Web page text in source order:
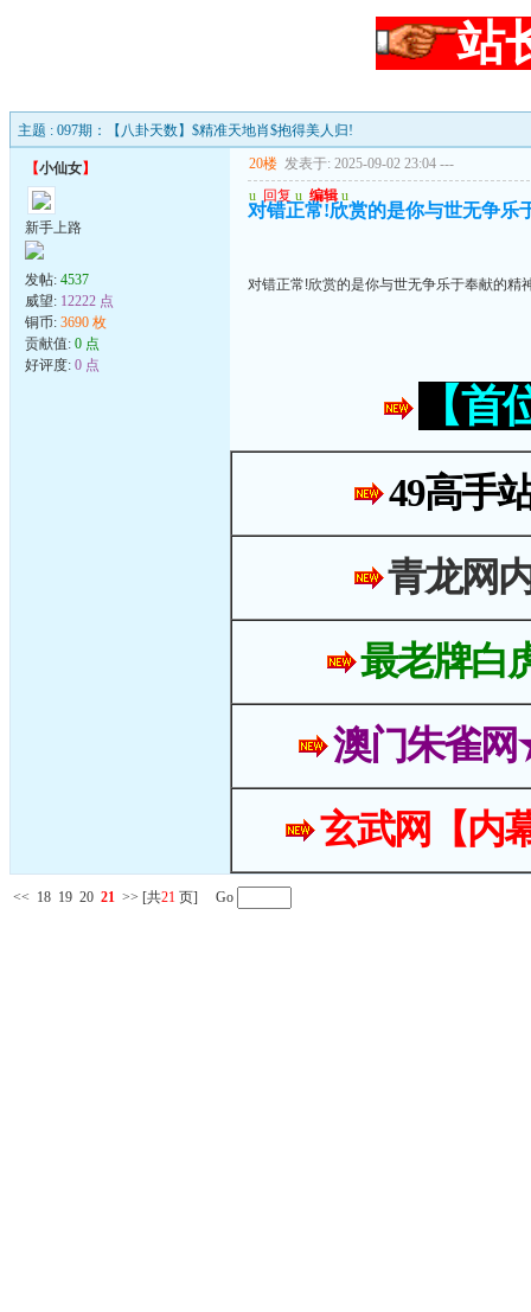
站
主题 : 097期：【八卦天数】$精准天地肖$抱得美人归!
【小仙女】
新手上路
发帖: 4537
威望: 12222 点
铜币: 3690 枚
贡献值: 0 点
好评度: 0 点
20楼 发表于: 2025-09-02 23:04 ---
u 回复 u 编辑 u
对错正常!欣赏的是你与世无争乐
对错正常!欣赏的是你与世无争乐于奉献的精
【
49高手
青龙网
最老牌白
澳门朱雀
玄武网【内
<< 18 19 20 21 >> [共21 页] Go